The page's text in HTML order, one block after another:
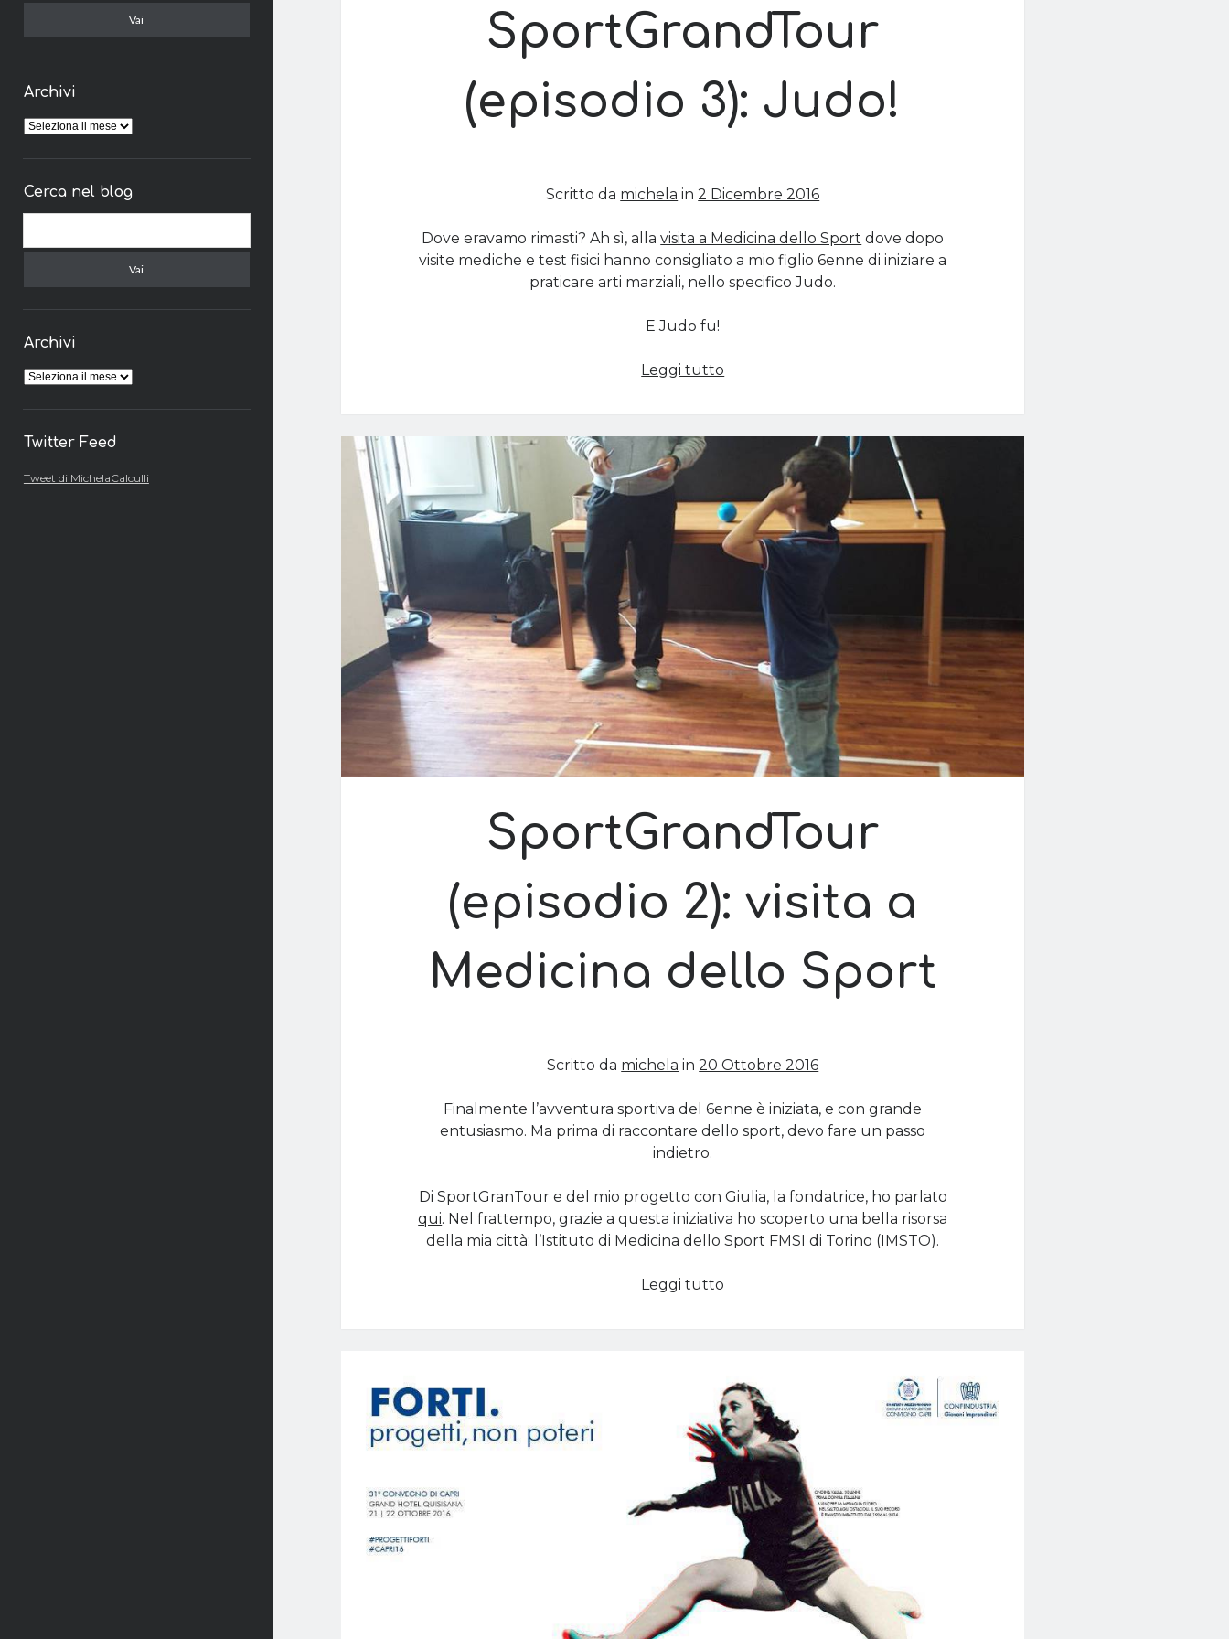
Archivi
Archivi
Cerca nel blog
Archivi
Archivi
Twitter Feed
Tweet di MichelaCalculli
SportGrandTour
(episodio 3): Judo!
Scritto da michela in2 Dicembre 2016
Dove eravamo rimasti? Ah sì, allavisita a Medicina dello Sport dove dopo
visite mediche e test fisici hanno consigliato a mio figlio 6enne di iniziare a
praticare arti marziali, nello specifico Judo.
E Judo fu!
Leggi tutto
Judo!
SportGrandTour
(episodio 2): visita a
Medicina dello Sport
Scritto da michela in20 Ottobre 2016
Finalmente l’avventura sportiva del 6enne è iniziata, e con grande
entusiasmo. Ma prima di raccontare dello sport, devo fare un passo
indietro.
Di SportGranTour e del mio progetto con Giulia, la fondatrice, ho parlato
qui. Nel frattempo, grazie a questa iniziativa ho scoperto una bella risorsa
della mia città: l’Istituto di Medicina dello Sport FMSI di Torino (IMSTO).
Leggi tutto
Medicina
dello
Sport